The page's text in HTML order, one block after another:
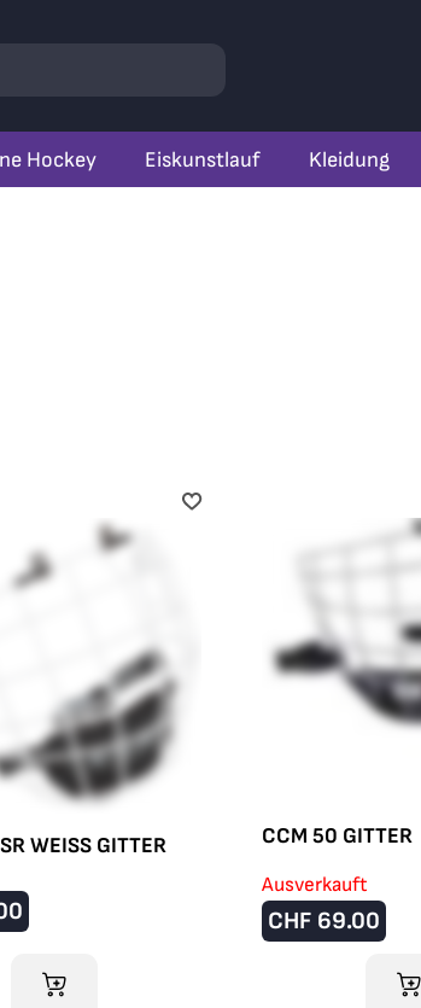
Hockey Eiskunstlauf Kleidung
WEISS GITTER
IM WARENKORB
CCM 50 GITTER
Ausverkauft
CHF 69.00
IM